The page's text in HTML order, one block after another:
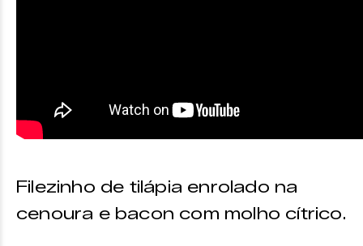
Filezinho de tilápia enrolado na
cenoura e bacon com molho cítrico.